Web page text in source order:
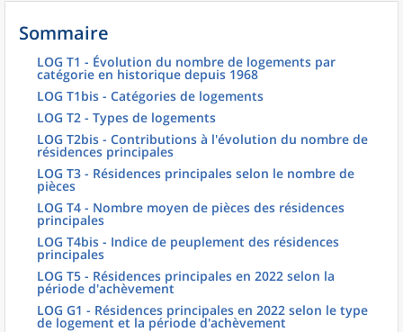
Sommaire
LOG T1 - Évolution du nombre de logements par
catégorie en historique depuis 1968
LOG T1bis - Catégories de logements
LOG T2 - Types de logements
LOG T2bis - Contributions à l'évolution du nombre de
résidences principales
LOG T3 - Résidences principales selon le nombre de
pièces
LOG T4 - Nombre moyen de pièces des résidences
principales
LOG T4bis - Indice de peuplement des résidences
principales
LOG T5 - Résidences principales en 2022 selon la
période d'achèvement
LOG G1 - Résidences principales en 2022 selon le type
de logement et la période d'achèvement